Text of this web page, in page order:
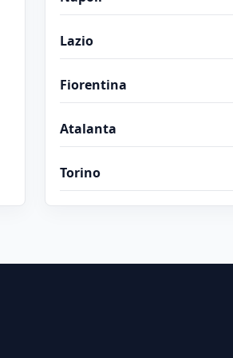
Lazio
Fiorentina
Atalanta
Torino